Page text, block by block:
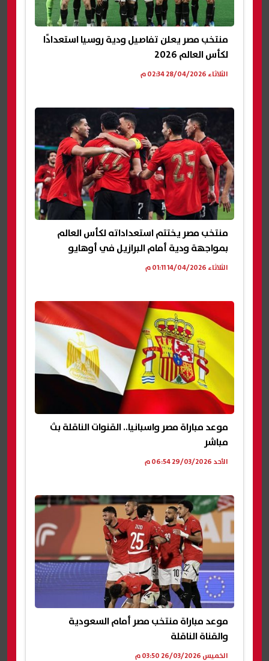
منتخب مصر يعلن تفاصيل ودية روسيا استعدادًا
لكأس العالم 2026
الثلاثاء 28/04/2026 02:34 م
منتخب مصر يختتم استعداداته لكأس العالم
بمواجهة ودية أمام البرازيل في أوهايو
الثلاثاء 14/04/2026 01:11 م
موعد مباراة مصر واسبانيا.. القنوات الناقلة بث
مباشر
الأحد 29/03/2026 06:54 م
موعد مباراة منتخب مصر أمام السعودية
والقناة الناقلة
الخميس 26/03/2026 03:50 م